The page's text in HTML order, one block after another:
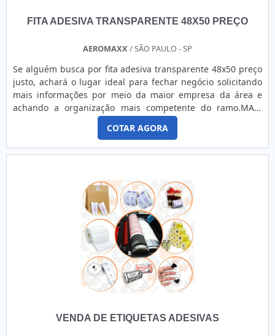
FITA ADESIVA TRANSPARENTE 48X50 PREÇO
AEROMAXX / SÃO PAULO - SP
Se alguém busca por fita adesiva transparente 48x50 preço
justo, achará o lugar ideal para fechar negócio solicitando
mais informações por meio da maior empresa da área e
achando a organização mais competente do ramo.MAIS
SOBRE A FITA ADESIVA TRANSPARENTE 48X50 PREÇO
ACESSÍVELQuem está à procura de fita adesiva transparente
48x50 preço justo em uma empresa inovadora, encontra o
site da Aeromaxx. Atuando com silicone spray desmoldante
COTAR AGORA
VENDA DE ETIQUETAS ADESIVAS